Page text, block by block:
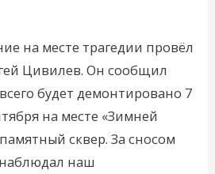
на месте трагедии провёл
Цивилев. Он сообщил
будет демонтировано 7
на месте «Зимней
сквер. За сносом
наш